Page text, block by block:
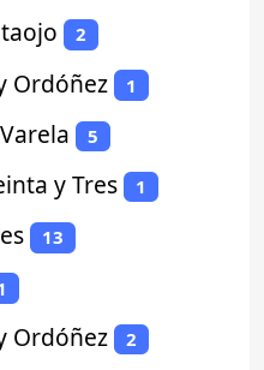
2
Ordóñez 1
5
y Tres 1
13
Ordóñez 2